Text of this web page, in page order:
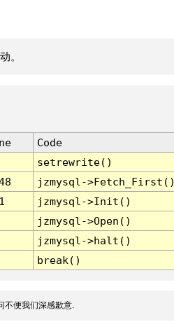
。
Code
setrewrite()
jzmysql-
jzmysql->Init()
jzmysql->Open()
jzmysql->halt()
break()
不便我们深感歉意.